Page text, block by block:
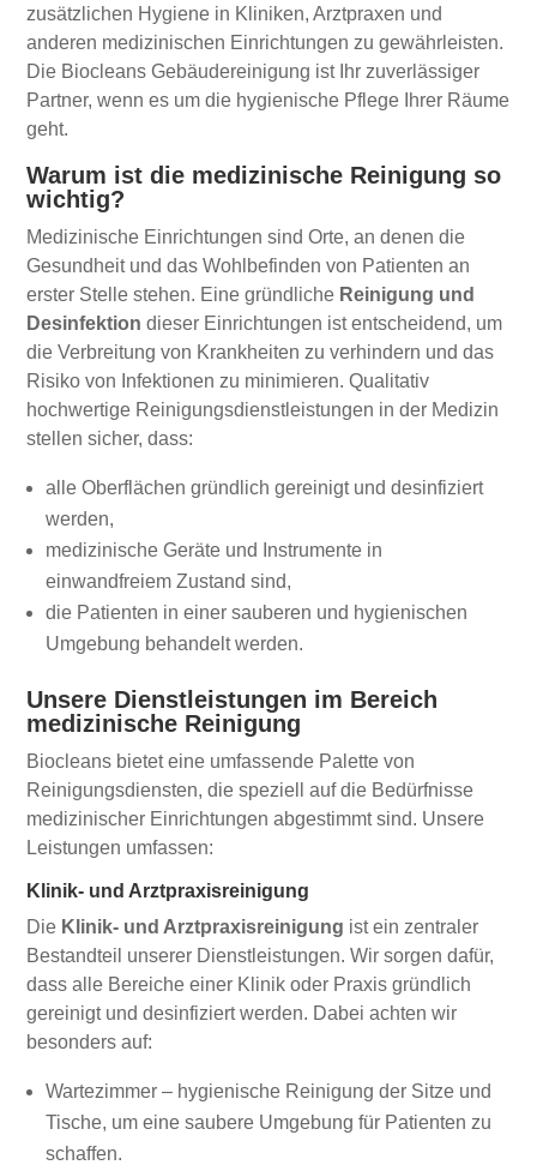
zusätzlichen Hygiene in Kliniken, Arztpraxen und
anderen medizinischen Einrichtungen zu gewährleisten.
Die Biocleans Gebäudereinigung ist Ihr zuverlässiger
Partner, wenn es um die hygienische Pflege Ihrer Räume
geht.
Warum ist die medizinische Reinigung so
wichtig?
Medizinische Einrichtungen sind Orte, an denen die
Gesundheit und das Wohlbefinden von Patienten an
erster Stelle stehen. Eine gründliche Reinigung und
Desinfektion dieser Einrichtungen ist entscheidend, um
die Verbreitung von Krankheiten zu verhindern und das
Risiko von Infektionen zu minimieren. Qualitativ
hochwertige Reinigungsdienstleistungen in der Medizin
stellen sicher, dass:
alle Oberflächen gründlich gereinigt und desinfiziert
werden,
medizinische Geräte und Instrumente in
einwandfreiem Zustand sind,
die Patienten in einer sauberen und hygienischen
Umgebung behandelt werden.
Unsere Dienstleistungen im Bereich
medizinische Reinigung
Biocleans bietet eine umfassende Palette von
Reinigungsdiensten, die speziell auf die Bedürfnisse
medizinischer Einrichtungen abgestimmt sind. Unsere
Leistungen umfassen:
Klinik- und Arztpraxisreinigung
Die Klinik- und Arztpraxisreinigung ist ein zentraler
Bestandteil unserer Dienstleistungen. Wir sorgen dafür,
dass alle Bereiche einer Klinik oder Praxis gründlich
gereinigt und desinfiziert werden. Dabei achten wir
besonders auf:
Wartezimmer – hygienische Reinigung der Sitze und
Tische, um eine saubere Umgebung für Patienten zu
schaffen.